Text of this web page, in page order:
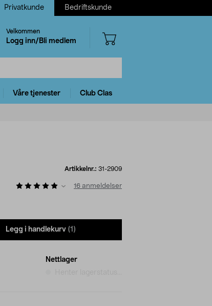
Privatkunde Bedriftskunde
Velkommen
Logg inn/Bli medlem
Våre tjenester Club Clas
Artikkelnr.: 31-2909
16 anmeldelser
Legg i handlekurv (1)
Nettlager